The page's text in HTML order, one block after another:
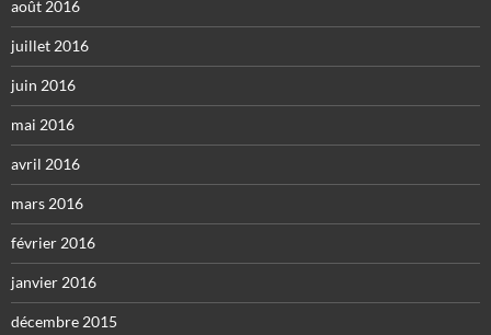
août 2016
juillet 2016
juin 2016
mai 2016
avril 2016
mars 2016
février 2016
janvier 2016
décembre 2015